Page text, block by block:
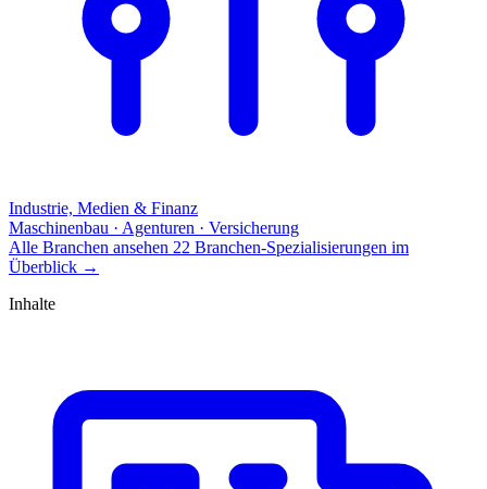
Industrie, Medien & Finanz
Maschinenbau · Agenturen · Versicherung
Alle Branchen ansehen 22 Branchen-Spezialisierungen im
Überblick →
Inhalte